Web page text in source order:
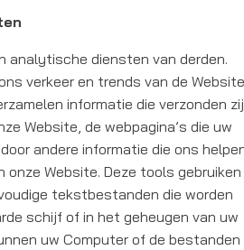
analytische diensten van derden.
verkeer en trends van de
informatie die verzonden
Website, de webpagina’s die uw
andere informatie die ons
onze Website. Deze tools gebruiken
tekstbestanden die worden
schijf of in het geheugen van uw
uw Computer of de bestanden